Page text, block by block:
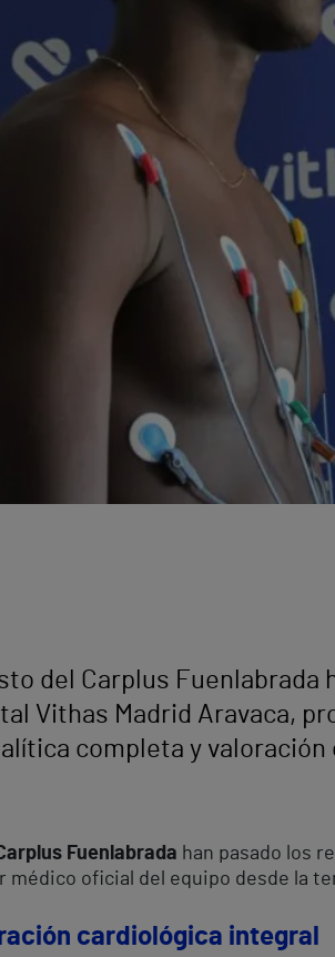
del Carplus
Vithas Madrid Aravaca,
completa y
Fuenlabrada han pasado los
médico oficial del equipo desde la
cardiológica integral